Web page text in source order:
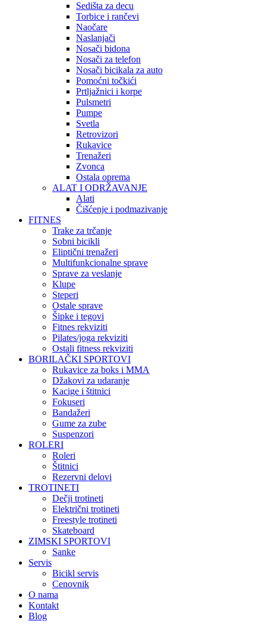
Sedišta za decu
Torbice i rančevi
Naočare
Naslanjači
Nosači bidona
Nosači za telefon
Nosači bicikala za auto
Pomoćni točkići
Prtljažnici i korpe
Pulsmetri
Pumpe
Svetla
Retrovizori
Rukavice
Trenažeri
Zvonca
Ostala oprema
ALAT I ODRŽAVANJE
Alati
Čišćenje i podmazivanje
FITNES
Trake za trčanje
Sobni bicikli
Eliptični trenažeri
Multifunkcionalne sprave
Sprave za veslanje
Klupe
Steperi
Ostale sprave
Šipke i tegovi
Fitnes rekviziti
Pilates/joga rekviziti
Ostali fitness rekviziti
BORILAČKI SPORTOVI
Rukavice za boks i MMA
Džakovi za udaranje
Kacige i štitnici
Fokuseri
Bandažeri
Gume za zube
Suspenzori
ROLERI
Roleri
Štitnici
Rezervni delovi
TROTINETI
Dečji trotineti
Električni trotineti
Freestyle trotineti
Skateboard
ZIMSKI SPORTOVI
Sanke
Servis
Bicikl servis
Cenovnik
O nama
Kontakt
Blog